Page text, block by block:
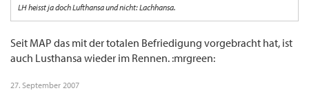
LH heisst ja doch Lufthansa und nicht: Lachhansa.
Seit MAP das mit der totalen Befriedigung vorgebracht hat, ist
auch Lusthansa wieder im Rennen. :mrgreen:
27. September 2007